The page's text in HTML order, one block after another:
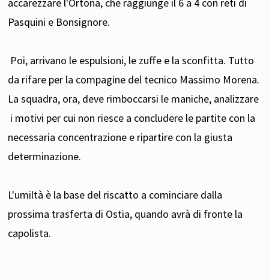
Pasquini e Bonsignore.
Poi, arrivano le espulsioni, le zuffe e la sconfitta. Tutto
da rifare per la compagine del tecnico Massimo Morena.
La squadra, ora, deve rimboccarsi le maniche, analizzare
i motivi per cui non riesce a concludere le partite con la
necessaria concentrazione e ripartire con la giusta
determinazione.
L'umiltà è la base del riscatto a cominciare dalla
prossima trasferta di Ostia, quando avrà di fronte la
capolista.